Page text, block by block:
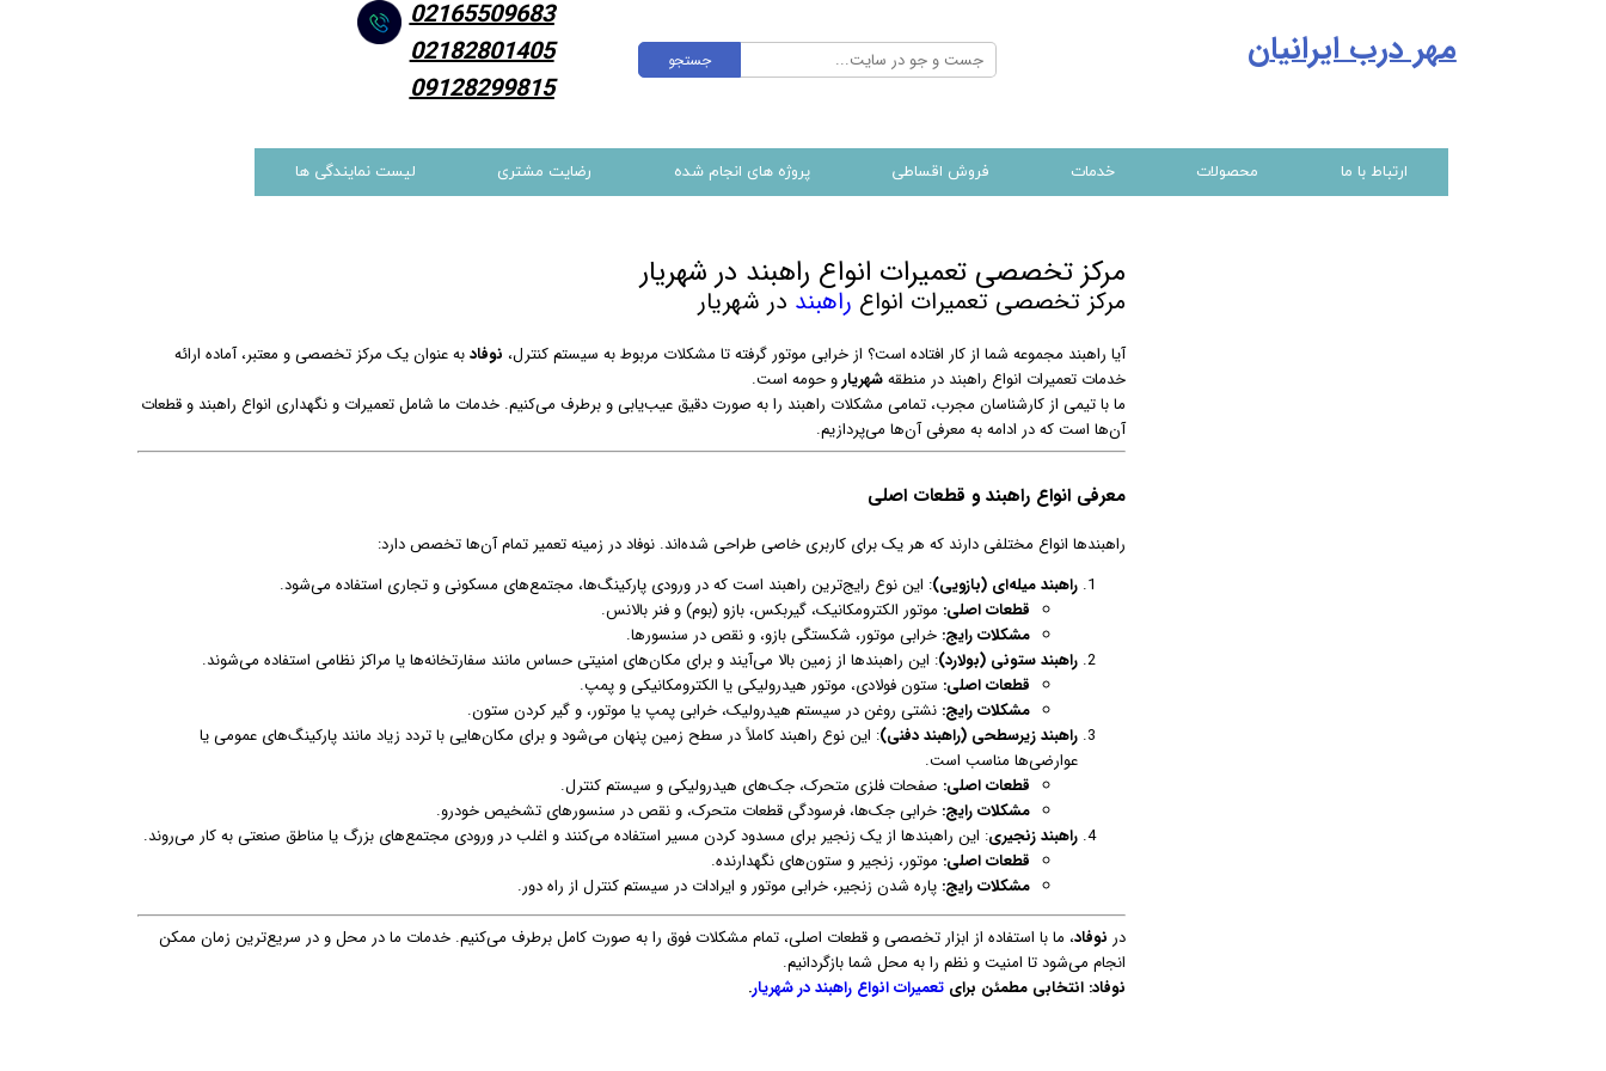
ارتباط با ما محصولات خدمات فروش اقساطی پروژه های انجام شده رضایت مشتری لیست نمایندگی ها
جستجو مهر درب ایرانیان
02165509683
02182801405
09128299815
مرکز تخصصی تعمیرات انواع راهبند در شهریار
مرکز تخصصی تعمیرات انواع راهبند در شهریار
آیا راهبند مجموعه شما از کار افتاده است؟ از خرابی موتور گرفته تا مشکلات مربوط به سیستم کنترل، نوفادبه عنوان یک مرکز تخصصی و معتبر، آماده ارائه
خدمات تعمیرات انواع راهبند در منطقهشهریارو حومه است.
ما با تیمی از کارشناسان مجرب، تمامی مشکلات راهبند را به صورت دقیق عیب‌یابی و برطرف می‌کنیم. خدمات ما شامل تعمیرات و نگهداری انواع راهبند و قطعات
آن‌ها است که در ادامه به معرفی آن‌ها می‌پردازیم.
معرفی انواع راهبند و قطعات اصلی
راهبندها انواع مختلفی دارند که هر یک برای کاربری خاصی طراحی شده‌اند. نوفاد در زمینه تعمیر تمام آن‌ها تخصص دارد:
راهبند میله‌ای (بازویی): این نوع رایج‌ترین راهبند است که در ورودی پارکینگ‌ها، مجتمع‌های مسکونی و تجاری استفاده می‌شود.
قطعات اصلی: موتور الکترومکانیک، گیربکس، بازو (بوم) و فنر بالانس.
مشکلات رایج: خرابی موتور، شکستگی بازو، و نقص در سنسورها.
راهبند ستونی (بولارد): این راهبندها از زمین بالا می‌آیند و برای مکان‌های امنیتی حساس مانند سفارتخانه‌ها یا مراکز نظامی استفاده می‌شوند.
قطعات اصلی: ستون فولادی، موتور هیدرولیکی یا الکترومکانیکی و پمپ.
مشکلات رایج: نشتی روغن در سیستم هیدرولیک، خرابی پمپ یا موتور، و گیر کردن ستون.
راهبند زیرسطحی (راهبند دفنی): این نوع راهبند کاملاً در سطح زمین پنهان می‌شود و برای مکان‌هایی با تردد زیاد مانند پارکینگ‌های عمومی یا
عوارضی‌ها مناسب است.
قطعات اصلی: صفحات فلزی متحرک، جک‌های هیدرولیکی و سیستم کنترل.
مشکلات رایج: خرابی جک‌ها، فرسودگی قطعات متحرک، و نقص در سنسورهای تشخیص خودرو.
راهبند زنجیری: این راهبندها از یک زنجیر برای مسدود کردن مسیر استفاده می‌کنند و اغلب در ورودی مجتمع‌های بزرگ یا مناطق صنعتی به کار می‌روند.
قطعات اصلی: موتور، زنجیر و ستون‌های نگهدارنده.
مشکلات رایج: پاره شدن زنجیر، خرابی موتور و ایرادات در سیستم کنترل از راه دور.
در نوفاد، ما با استفاده از ابزار تخصصی و قطعات اصلی، تمام مشکلات فوق را به صورت کامل برطرف می‌کنیم. خدمات ما در محل و در سریع‌ترین زمان ممکن
انجام می‌شود تا امنیت و نظم را به محل شما بازگردانیم.
نوفاد: انتخابی مطمئن برایتعمیرات انواع راهبند در شهریار.